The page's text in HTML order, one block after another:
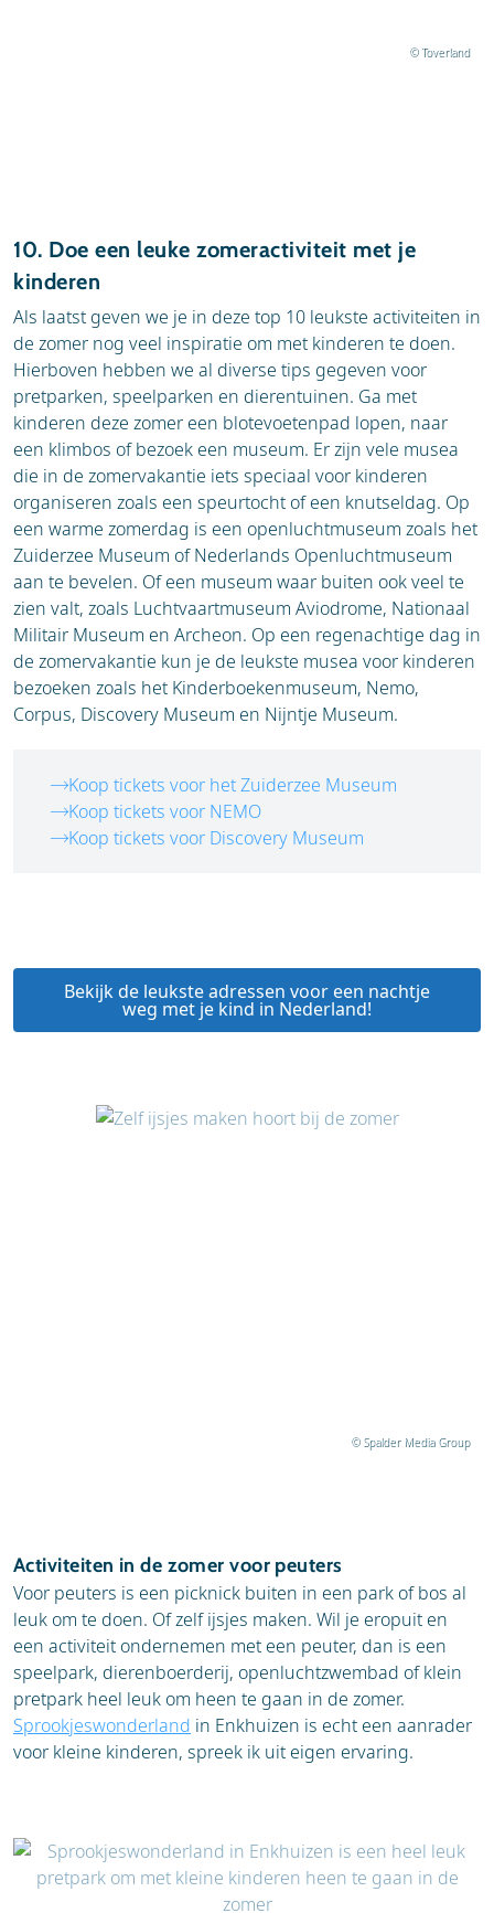
© Toverland
10. Doe een leuke zomeractiviteit met je
kinderen
Als laatst geven we je in deze top 10 leukste activiteiten in
de zomer nog veel inspiratie om met kinderen te doen.
Hierboven hebben we al diverse tips gegeven voor
pretparken, speelparken en dierentuinen. Ga met
kinderen deze zomer een blotevoetenpad lopen, naar
een klimbos of bezoek een museum. Er zijn vele musea
die in de zomervakantie iets speciaal voor kinderen
organiseren zoals een speurtocht of een knutseldag. Op
een warme zomerdag is een openluchtmuseum zoals het
Zuiderzee Museum of Nederlands Openluchtmuseum
aan te bevelen. Of een museum waar buiten ook veel te
zien valt, zoals Luchtvaartmuseum Aviodrome, Nationaal
Militair Museum en Archeon. Op een regenachtige dag in
de zomervakantie kun je de leukste musea voor kinderen
bezoeken zoals het Kinderboekenmuseum, Nemo,
Corpus, Discovery Museum en Nijntje Museum.
Koop tickets voor het Zuiderzee Museum
Koop tickets voor NEMO
Koop tickets voor Discovery Museum
Bekijk de leukste adressen voor een nachtje
weg met je kind in Nederland!
© Spalder Media Group
Activiteiten in de zomer voor peuters
Voor peuters is een picknick buiten in een park of bos al
leuk om te doen. Of zelf ijsjes maken. Wil je eropuit en
een activiteit ondernemen met een peuter, dan is een
speelpark, dierenboerderij, openluchtzwembad of klein
pretpark heel leuk om heen te gaan in de zomer.
Sprookjeswonderland in Enkhuizen is echt een aanrader
voor kleine kinderen, spreek ik uit eigen ervaring.